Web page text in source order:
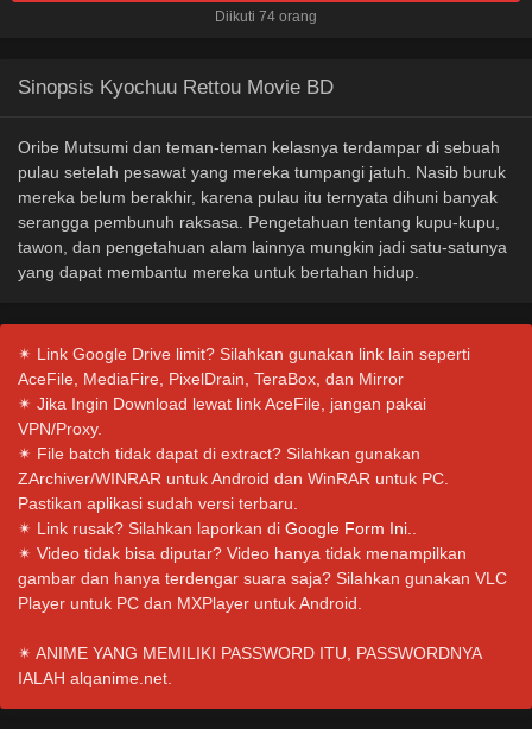
Diikuti 74 orang
Sinopsis Kyochuu Rettou Movie BD
Oribe Mutsumi dan teman-teman kelasnya terdampar di sebuah
pulau setelah pesawat yang mereka tumpangi jatuh. Nasib buruk
mereka belum berakhir, karena pulau itu ternyata dihuni banyak
serangga pembunuh raksasa. Pengetahuan tentang kupu-kupu,
tawon, dan pengetahuan alam lainnya mungkin jadi satu-satunya
yang dapat membantu mereka untuk bertahan hidup.
✴ Link Google Drive limit? Silahkan gunakan link lain seperti
AceFile, MediaFire, PixelDrain, TeraBox, dan Mirror
✴ Jika Ingin Download lewat link AceFile, jangan pakai
VPN/Proxy.
✴ File batch tidak dapat di extract? Silahkan gunakan
ZArchiver/WINRAR untuk Android dan WinRAR untuk PC.
Pastikan aplikasi sudah versi terbaru.
✴ Link rusak? Silahkan laporkan di Google Form Ini..
✴ Video tidak bisa diputar? Video hanya tidak menampilkan
gambar dan hanya terdengar suara saja? Silahkan gunakan VLC
Player untuk PC dan MXPlayer untuk Android.
✴ ANIME YANG MEMILIKI PASSWORD ITU, PASSWORDNYA
IALAH alqanime.net.